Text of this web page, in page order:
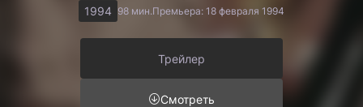
1994 98 мин.Премьера: 18 февраля 1994
Трейлер
Смотреть